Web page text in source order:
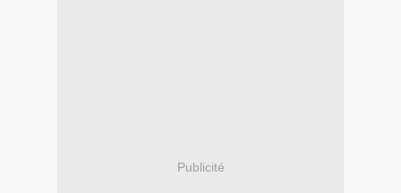
Publicité